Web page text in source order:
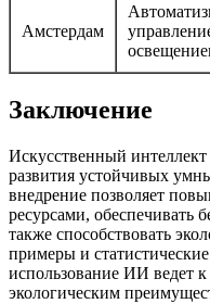
Амстердам
Заключение
Искусственный
развития устойчивых
внедрение позволяет
ресурсами, обеспечивать
также способствовать
примеры и
использование ИИ ведет
экологическим